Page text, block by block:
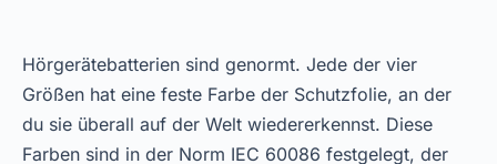
Hörgerätebatterien sind genormt. Jede der vier
Größen hat eine feste Farbe der Schutzfolie, an der
du sie überall auf der Welt wiedererkennst. Diese
Farben sind in der Norm IEC 60086 festgelegt, der